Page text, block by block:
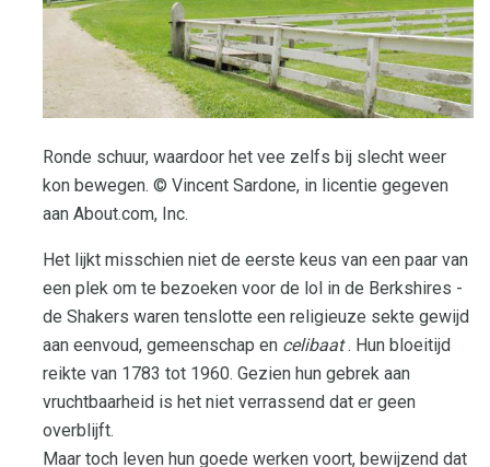
Ronde schuur, waardoor het vee zelfs bij slecht weer
kon bewegen. © Vincent Sardone, in licentie gegeven
aan About.com, Inc.
Het lijkt misschien niet de eerste keus van een paar van
een plek om te bezoeken voor de lol in de Berkshires -
de Shakers waren tenslotte een religieuze sekte gewijd
aan eenvoud, gemeenschap en celibaat. Hun bloeitijd
reikte van 1783 tot 1960. Gezien hun gebrek aan
vruchtbaarheid is het niet verrassend dat er geen
overblijft.
Maar toch leven hun goede werken voort, bewijzend dat